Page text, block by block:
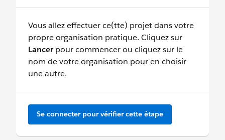
Vous allez effectuer ce(tte) projet dans votre
propre organisation pratique. Cliquez sur
Lancerpour commencer ou cliquez sur le
nom de votre organisation pour en choisir
une autre.
Se connecter pour vérifier cette étape